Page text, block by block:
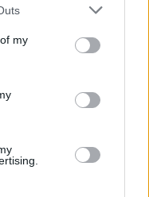
my
brałam taką
i na przykład
grudnia tylko o
odchodzę od
ryzyko
po domownikach
mi o dotykanie